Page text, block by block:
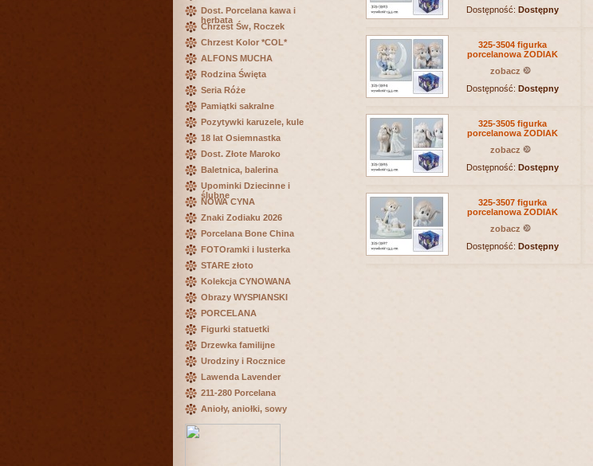
Dost. Porcelana kawa i
herbata
Chrzest Św, Roczek
Chrzest Kolor *COL*
ALFONS MUCHA
Rodzina Święta
Seria Róże
Pamiątki sakralne
Pozytywki karuzele, kule
18 lat Osiemnastka
Dost. Złote Maroko
Baletnica, balerina
Upominki Dziecinne i
ślubne
NOWA CYNA
Znaki Zodiaku 2026
Porcelana Bone China
FOTOramki i lusterka
STARE złoto
Kolekcja CYNOWANA
Obrazy WYSPIANSKI
PORCELANA
Figurki statuetki
Drzewka familijne
Urodziny i Rocznice
Lawenda Lavender
211-280 Porcelana
Anioły, aniołki, sowy
Dostępność: Dostępny
325-3504 figurka
porcelanowa ZODIAK
zobacz
Dostępność: Dostępny
325-3505 figurka
porcelanowa ZODIAK
zobacz
Dostępność: Dostępny
325-3507 figurka
porcelanowa ZODIAK
zobacz
Dostępność: Dostępny